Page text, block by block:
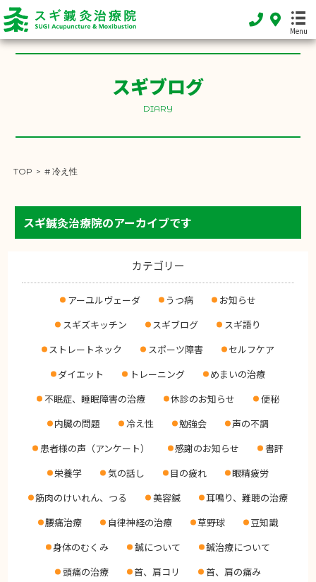
Menu
HOME
SHOP INFO
お知らせ
INFORMATION
スギブログ
DIARY
スギブログ
DIARY
TOP > # 冷え性
スギ鍼灸治療院のアーカイブです
カテゴリー
アーユルヴェーダ うつ病
お知らせ
スギズキッチン
スギブログ
スギ語り
ストレートネック
スポーツ障害
セルフケア
ダイエット
トレーニング
めまいの治療
不眠症、睡眠障害の治療
休診のお知らせ
便秘
内臓の問題
冷え性 勉強会
声の不調
患者様の声（アンケート）
感謝のお知らせ
書評
栄養学
気の話し 目の疲れ
眼精疲労
筋肉のけいれん、つる
美容鍼
耳鳴り、難聴の治療
腰痛治療
自律神経の治療 草野球
豆知識
身体のむくみ
鍼について
鍼治療について
頭痛の治療
首、肩コリ
首、肩の痛み